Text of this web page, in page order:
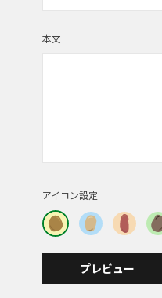
本文
アイコン設定
プレビュー